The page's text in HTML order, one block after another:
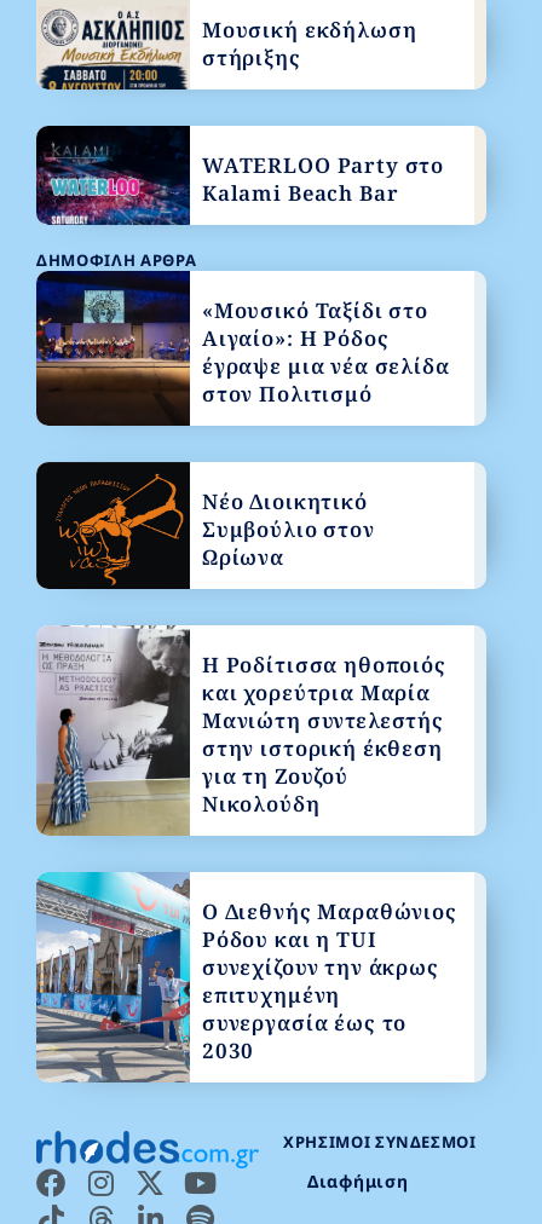
ΧΡΉΣΙΜΟΙ ΣΎΝΔΕΣΜΟΙ
Διαφήμιση
ΔΗΜΟΦΙΛΉ ΆΡΘΡΑ
«Μουσικό Ταξίδι στο
Αιγαίο»: Η Ρόδος
έγραψε μια νέα σελίδα
στον Πολιτισμό
Νέο Διοικητικό
Συμβούλιο στον
Ωρίωνα
Η Ροδίτισσα ηθοποιός
και χορεύτρια Μαρία
Μανιώτη συντελεστής
στην ιστορική έκθεση
για τη Ζουζού
Νικολούδη
Ο Διεθνής Μαραθώνιος
Ρόδου και η TUI
συνεχίζουν την άκρως
επιτυχημένη
συνεργασία έως το
2030
Μουσική εκδήλωση
στήριξης
WATERLOO Party στο
Kalami Beach Bar